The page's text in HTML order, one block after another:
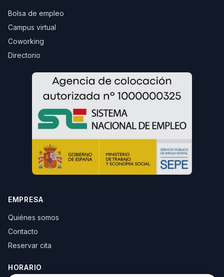
Bolsa de empleo
Campus virtual
Coworking
Directorio
EMPRESA
Quiénes somos
Contacto
Reservar cita
HORARIO